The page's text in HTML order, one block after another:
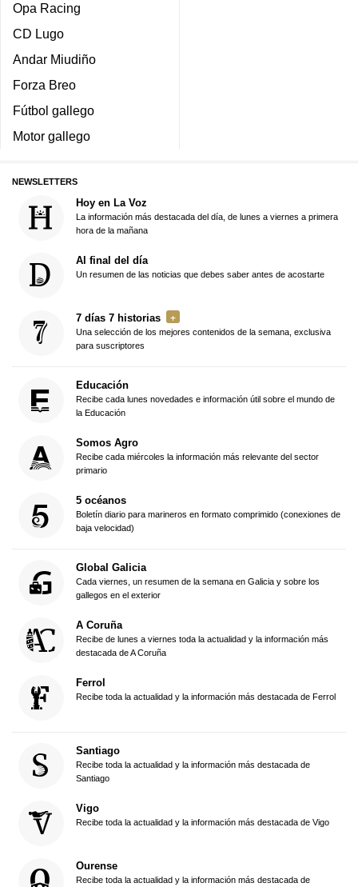
Opa Racing
CD Lugo
Andar Miudiño
Forza Breo
Fútbol gallego
Motor gallego
NEWSLETTERS
Hoy en La Voz
La información más destacada del día, de lunes a viernes a primera
hora de la mañana
Al final del día
Un resumen de las noticias que debes saber antes de acostarte
7 días 7 historias
Una selección de los mejores contenidos de la semana, exclusiva
para suscriptores
Educación
Recibe cada lunes novedades e información útil sobre el mundo de
la Educación
Somos Agro
Recibe cada miércoles la información más relevante del sector
primario
5 océanos
Boletín diario para marineros en formato comprimido (conexiones de
baja velocidad)
Global Galicia
Cada viernes, un resumen de la semana en Galicia y sobre los
gallegos en el exterior
A Coruña
Recibe de lunes a viernes toda la actualidad y la información más
destacada de A Coruña
Ferrol
Recibe toda la actualidad y la información más destacada de Ferrol
Santiago
Recibe toda la actualidad y la información más destacada de
Santiago
Vigo
Recibe toda la actualidad y la información más destacada de Vigo
Ourense
Recibe toda la actualidad y la información más destacada de